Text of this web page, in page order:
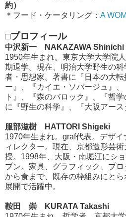
約）
＊フード・ケータリング： A
□プロフィール
中沢新一 NAKAZAWA Shinichi
1950年生まれ。東京大学大学院
期退学。現在、明治大学野生の
者・思想家。著書に『日本の大
ー』、『カイエ・ソバージュ』
ト』、『森のバロック』、『哲
に『野生の科学』、『大阪アース
服部滋樹 HATTORI Shigeki
1970年生まれ。graf代表。デザ
ィレクター。現在、京都造形芸
授。1998年、大阪・南堀江にシ
プン。家具、グラフィック、プ
から食まで、既存の枠組みにと
展開で活躍中。
鞍田 崇 KURATA Takashi